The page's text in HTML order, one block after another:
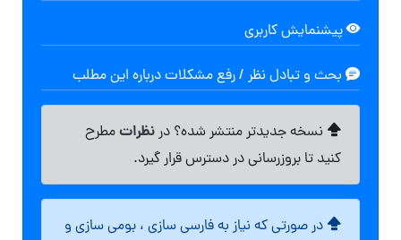
پیشنمایش کاربری
بحث و تبادل نظر / رفع مشکلات درباره این مطلب
نسخه جدیدتر منتشر شده؟ درنظراتمطرح
کنید تا بروزرسانی در دسترس قرار گیرد.
در صورتی که نیاز به فارسی سازی ، بومی سازی و